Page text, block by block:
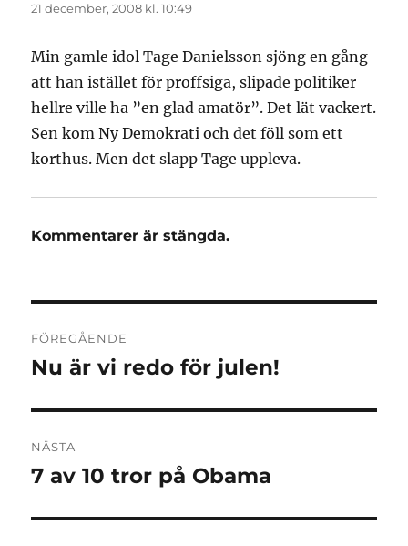
21 december, 2008 kl. 10:49
Min gamle idol Tage Danielsson sjöng en gång
att han istället för proffsiga, slipade politiker
hellre ville ha ”en glad amatör”. Det lät vackert.
Sen kom Ny Demokrati och det föll som ett
korthus. Men det slapp Tage uppleva.
Kommentarer är stängda.
FÖREGÅENDE
Föregående
Nu är vi redo för julen!
NÄSTA
Nästa
7 av 10 tror på Obama